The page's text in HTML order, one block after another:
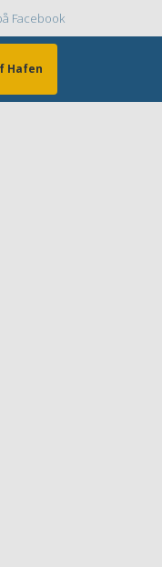
Topmenu
Facebook
Hafen